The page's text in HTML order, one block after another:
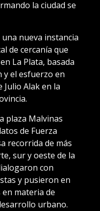
la ciudad se
nueva instancia
de cercanía que
La Plata, basada
y el esfuerzo en
Julio Alak en la
plaza Malvinas
de Fuerza
recorrida de más
sur y oeste de la
con
y pusieron en
materia de
urbano.